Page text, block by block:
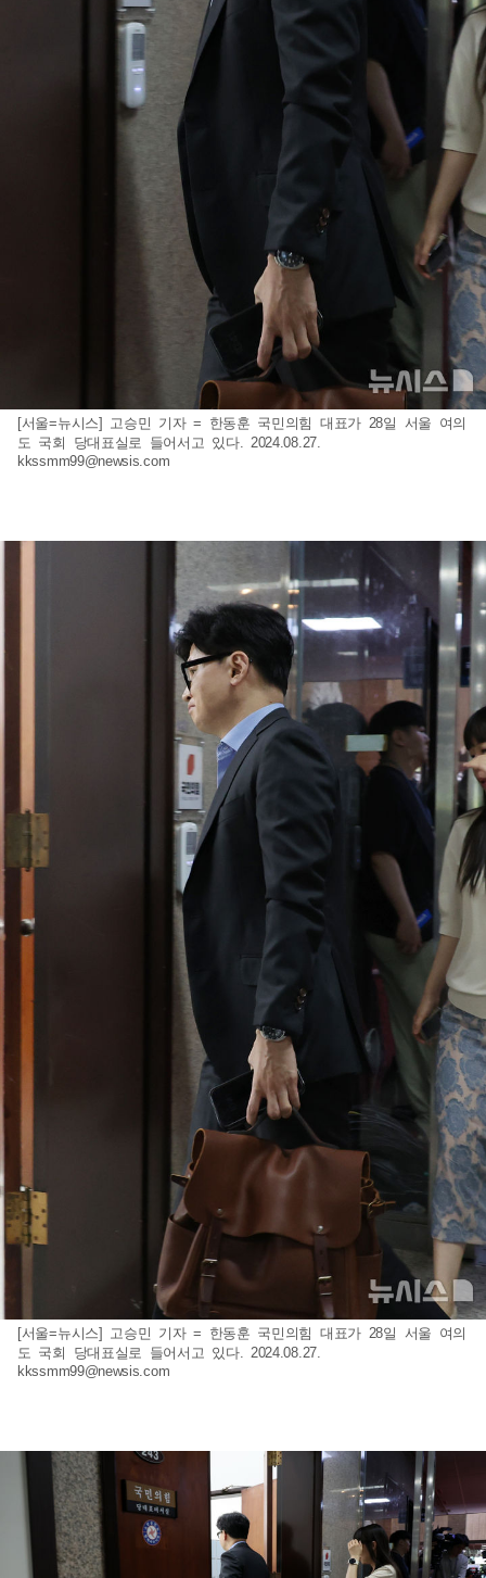
[서울=뉴시스] 고승민 기자 = 한동훈 국민의힘 대표가 28일 서울 여의
도 국회 당대표실로 들어서고 있다. 2024.08.27.
kkssmm99@newsis.com
[서울=뉴시스] 고승민 기자 = 한동훈 국민의힘 대표가 28일 서울 여의
도 국회 당대표실로 들어서고 있다. 2024.08.27.
kkssmm99@newsis.com